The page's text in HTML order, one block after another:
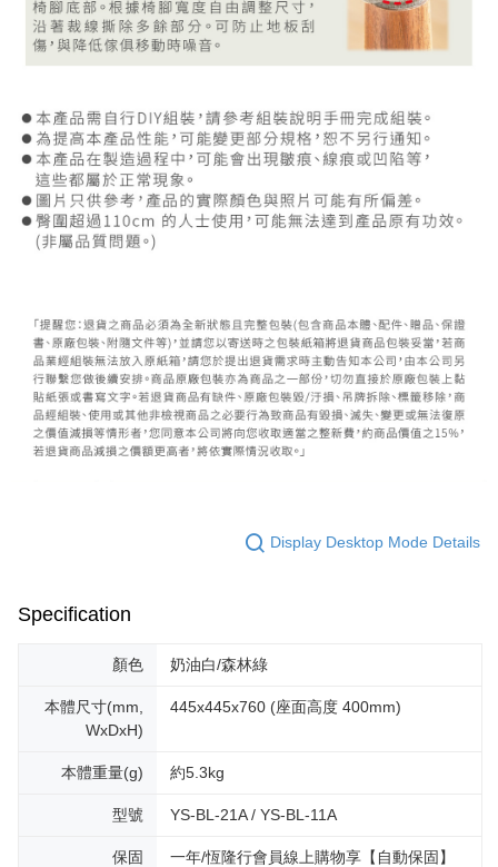
Display Desktop Mode Details
Specification
顏色 奶油白/森林綠
本體尺寸(mm,
WxDxH)
445x445x760 (座面高度 400mm)
本體重量(g) 約5.3kg
型號 YS-BL-21A / YS-BL-11A
保固
一年/恆隆行會員線上購物享【自動保固】